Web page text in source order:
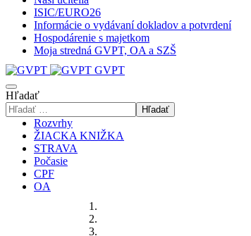
ISIC/EURO26
Informácie o vydávaní dokladov a potvrdení
Hospodárenie s majetkom
Moja stredná GVPT, OA a SZŠ
GVPT
Hľadať
Hľadať
Rozvrhy
ŽIACKA KNIŽKA
STRAVA
Počasie
CPF
OA